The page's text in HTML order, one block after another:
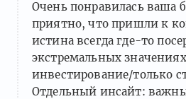
Очень понравилась ваша
приятно, что пришли к
истина всегда где-то
экстремальных
инвестирование/только
Отдельный инсайт: